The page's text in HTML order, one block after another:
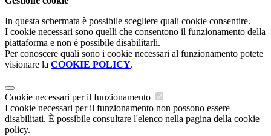
In questa schermata è possibile scegliere quali cookie consentire.
I cookie necessari sono quelli che consentono il funzionamento della
piattaforma e non è possibile disabilitarli.
Per conoscere quali sono i cookie necessari al funzionamento potete
visionare la COOKIE POLICY.
Cookie necessari per il funzionamento
I cookie necessari per il funzionamento non possono essere
disabilitati. È possibile consultare l'elenco nella pagina della cookie
policy.